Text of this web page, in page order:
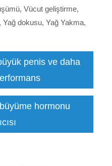
, Vücut geliştirme,
, Yağ dokusu, Yağ Yakma,
penis ve daha
hormonu